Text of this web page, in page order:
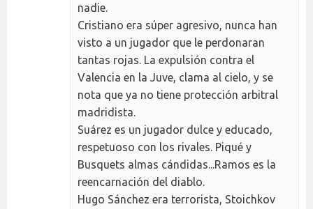
nadie.
Cristiano era súper agresivo, nunca han
visto a un jugador que le perdonaran
tantas rojas. La expulsión contra el
Valencia en la Juve, clama al cielo, y se
nota que ya no tiene protección arbitral
madridista.
Suárez es un jugador dulce y educado,
respetuoso con los rivales. Piqué y
Busquets almas cándidas...Ramos es la
reencarnación del diablo.
Hugo Sánchez era terrorista, Stoichkov